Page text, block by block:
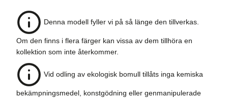
Denna modell fyller vi på så länge den tillverkas.
Om den finns i flera färger kan vissa av dem tillhöra en
kollektion som inte återkommer.
Vid odling av ekologisk bomull tillåts inga kemiska
bekämpningsmedel, konstgödning eller genmanipulerade